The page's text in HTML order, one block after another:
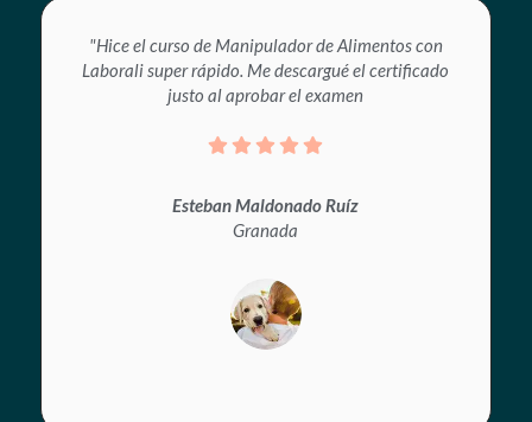
"Hice el curso de Manipulador de Alimentos con
Laborali super rápido. Me descargué el certificado
justo al aprobar el examen
Esteban Maldonado Ruíz
Granada